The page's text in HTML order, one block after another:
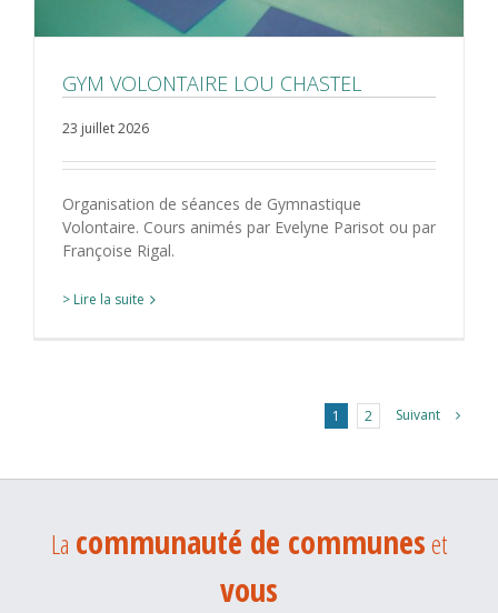
GYM VOLONTAIRE LOU CHASTEL
23 juillet 2026
Organisation de séances de Gymnastique
Volontaire. Cours animés par Evelyne Parisot ou par
Françoise Rigal.
> Lire la suite
1 2 Suivant
La communauté de communeset
vous